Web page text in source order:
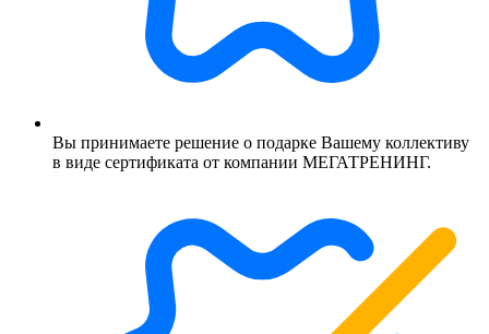
Вы принимаете решение о подарке Вашему коллективу
в виде сертификата от компании МЕГАТРЕНИНГ.